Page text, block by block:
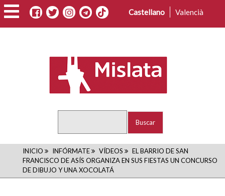
Pasar
al
contenido
Castellano Valencià
RUTA
DE
INICIO INFÓRMATE VÍDEOS
EL BARRIO DE SAN
FRANCISCO DE ASÍS ORGANIZA EN SUS FIESTAS UN CONCURSO
DE DIBUJO Y UNA XOCOLATÁ